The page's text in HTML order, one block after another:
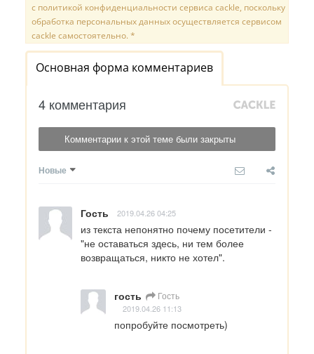
с политикой конфиденциальности сервиса cackle, поскольку
обработка персональных данных осуществляется сервисом
cackle самостоятельно. *
Основная форма комментариев
4 комментария
Комментарии к этой теме были закрыты
Новые
Гость 2019.04.26 04:25
из текста непонятно почему посетители -
"не оставаться здесь, ни тем более
возвращаться, никто не хотел".
гость Гость
2019.04.26 11:13
попробуйте посмотреть)